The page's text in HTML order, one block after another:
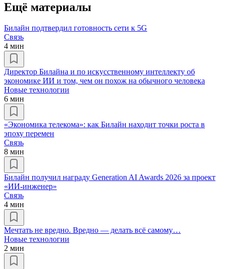
Ещё материалы
Билайн подтвердил готовность сети к 5G
Связь
4 мин
Директор Билайна и по искусственному интеллекту об
экономике ИИ и том, чем он похож на обычного человека
Новые технологии
6 мин
«Экономика телекома»: как Билайн находит точки роста в
эпоху перемен
Связь
8 мин
Билайн получил награду Generation AI Awards 2026 за проект
«ИИ-инженер»
Связь
4 мин
Мечтать не вредно. Вредно — делать всё самому…
Новые технологии
2 мин